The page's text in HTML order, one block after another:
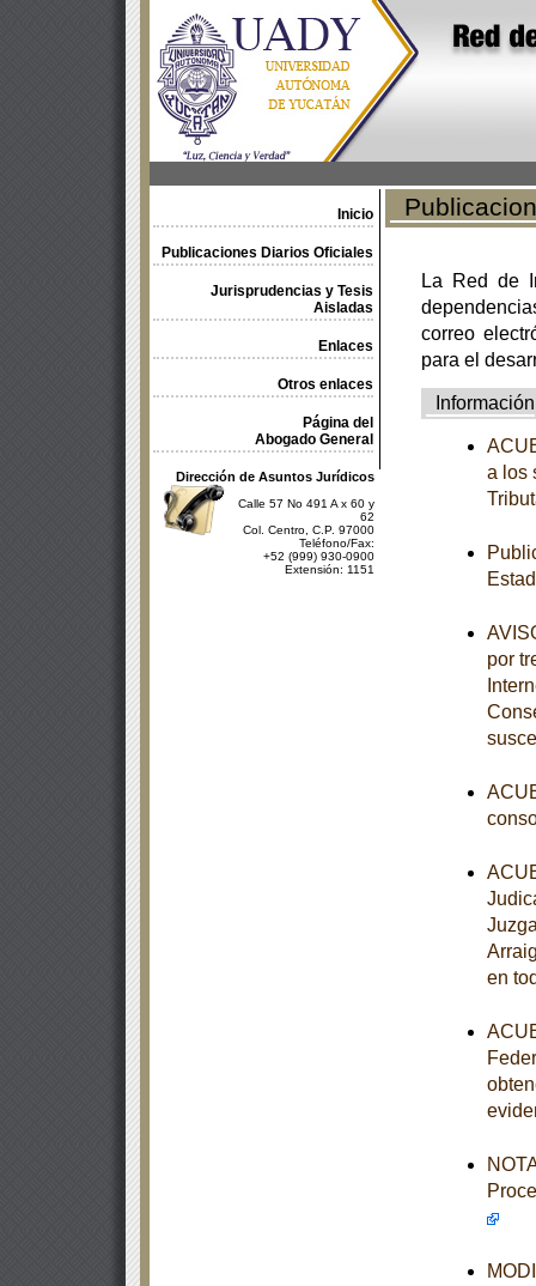
Inicio
Publicaciones Diarios Oficiales
Jurisprudencias y Tesis
Aisladas
Enlaces
Otros enlaces
Página del
Abogado General
Dirección de Asuntos Jurídicos
Calle 57 No 491 A x 60 y
62
Col. Centro, C.P. 97000
Teléfono/Fax:
+52 (999) 930-0900
Extensión: 1151
La Red de
correo
para el
Información
a los
por
en